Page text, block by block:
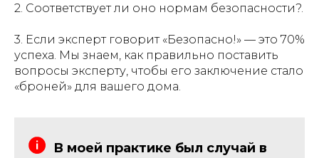
2. Соответствует ли оно нормам безопасности?.
3. Если эксперт говорит «Безопасно!» — это 70%
успеха. Мы знаем, как правильно поставить
вопросы эксперту, чтобы его заключение стало
«броней» для вашего дома.
В моей практике был случай в